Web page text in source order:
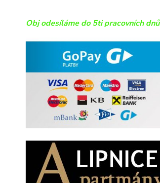
Obj odesíláme do 5ti pracovních dnů